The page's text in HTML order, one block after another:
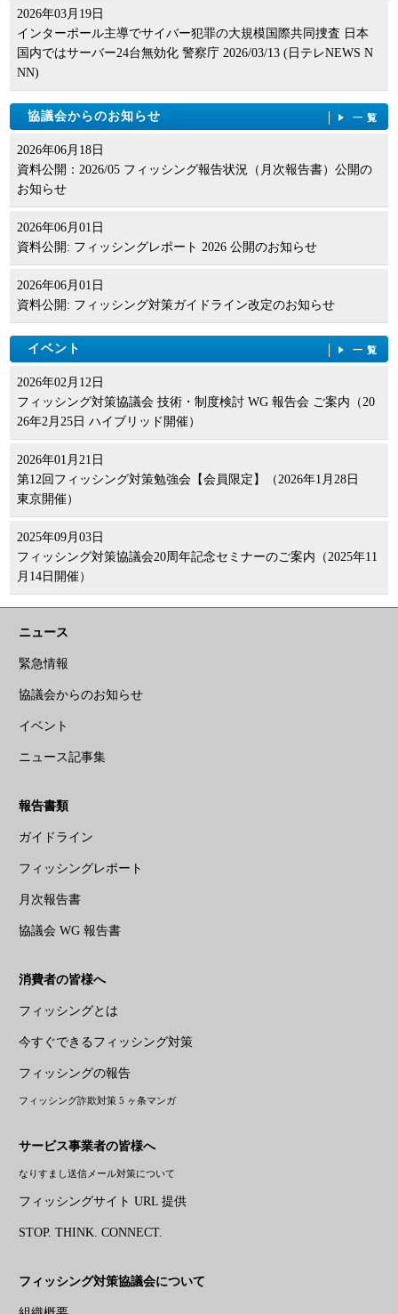
2026年03月19日
インターポール主導でサイバー犯罪の大規模国際共同捜査 日本
国内ではサーバー24台無効化 警察庁 2026/03/13 (日テレNEWS N
NN)
協議会からのお知らせ 一覧
2026年06月18日
資料公開：2026/05 フィッシング報告状況（月次報告書）公開の
お知らせ
2026年06月01日
資料公開: フィッシングレポート 2026 公開のお知らせ
2026年06月01日
資料公開: フィッシング対策ガイドライン改定のお知らせ
イベント 一覧
2026年02月12日
フィッシング対策協議会 技術・制度検討 WG 報告会 ご案内（20
26年2月25日 ハイブリッド開催）
2026年01月21日
第12回フィッシング対策勉強会【会員限定】（2026年1月28日
東京開催）
2025年09月03日
フィッシング対策協議会20周年記念セミナーのご案内（2025年11
月14日開催）
ニュース
緊急情報
協議会からのお知らせ
イベント
ニュース記事集
報告書類
ガイドライン
フィッシングレポート
月次報告書
協議会 WG 報告書
消費者の皆様へ
フィッシングとは
今すぐできるフィッシング対策
フィッシングの報告
フィッシング詐欺対策 5 ヶ条マンガ
サービス事業者の皆様へ
なりすまし送信メール対策について
フィッシングサイト URL 提供
STOP. THINK. CONNECT.
フィッシング対策協議会について